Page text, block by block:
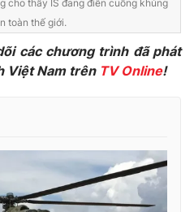
Infographic
cho thấy IS đang điên cuồng khủng
toàn thế giới.
các chương trình đã phát
Việt Nam trên TV Online!